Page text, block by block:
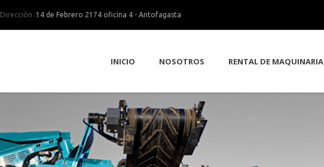
Dirección :14 de Febrero 2174 oficina 4 - Antofagasta
INICIO NOSOTROS RENTAL DE MAQUINARIA